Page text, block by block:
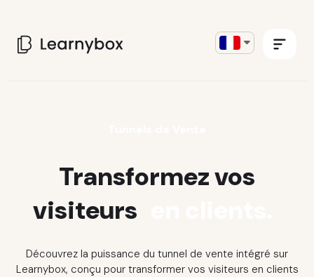
Transformez vos
visiteurs
Découvrez la puissance du tunnel de vente intégré sur
Learnybox, conçu pour transformer vos visiteurs en clients